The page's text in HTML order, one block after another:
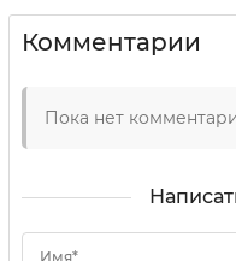
Комментарии
Пока нет
Имя*